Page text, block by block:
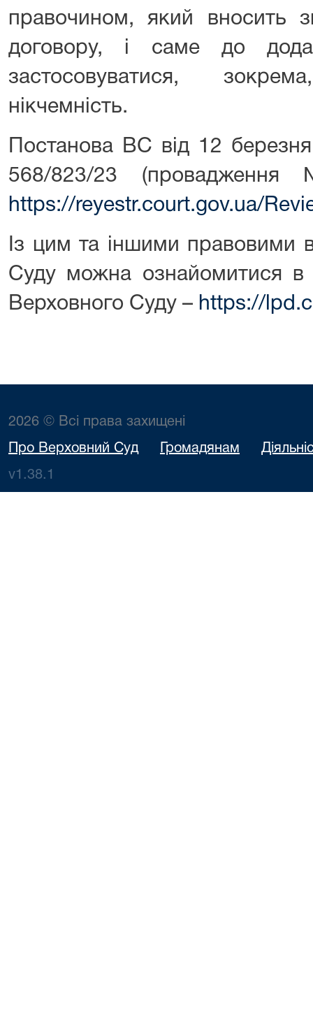
правочином, який вносить
договору, і саме до
застосовуватися,
нікчемність.
Постанова ВС від 12
568/823/23
https://reyestr.court.gov.ua/
Із цим та іншими правовими
Суду можна ознайомитися в
Верховного Суду – https://
2026 © Всі права захищені
Про Верховний Суд Громадянам
v1.38.1